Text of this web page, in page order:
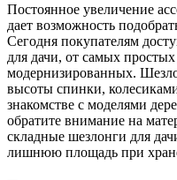
Постоянное увеличение
дает возможность
Сегодня покупателям
для дачи, от самых
модернизированных.
высоты спинки,
знакомстве с моделями
обратите внимание на
складные шезлонги для
лишнюю площадь при